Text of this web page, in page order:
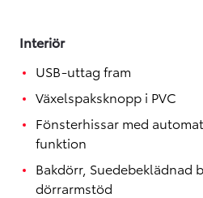
Interiör
USB-uttag fram
Växelspaksknopp i PVC
Fönsterhissar med
funktion
Bakdörr, Suedebeklädnad
dörrarmstöd